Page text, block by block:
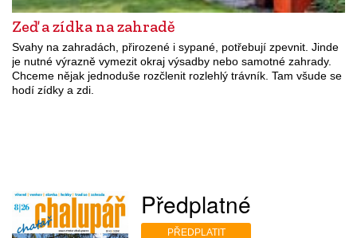
Zeď a zídka na zahradě
Svahy na zahradách, přirozené i sypané, potřebují zpevnit. Jinde
je nutné výrazně vymezit okraj výsadby nebo samotné zahrady.
Chceme nějak jednoduše rozčlenit rozlehlý trávník. Tam všude se
hodí zídky a zdi.
Předplatné
PŘEDPLATIT